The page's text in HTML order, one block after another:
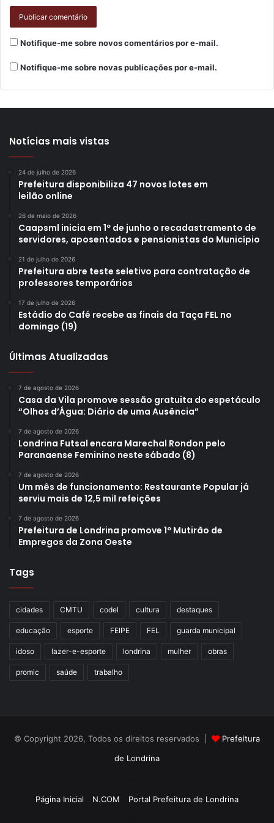
Participantes –Representando Assis, também
compareceram a secretária de Agricultura e Meio
Flávia Castanharo, do setor de Compras; e o Gestor de
municipal de Recursos Humanos e Administração, Kamyla
Luz e Michele Sayuri Hashimoto; e a responsável pelo
Controle Interno, Letícia Salgado Chicarelli. Também
esteve na delegação o ex-prefeito do município, Mario
Casanova.
Gostei
Etiquetas Assis Compra Londrina compras públicas
FAUEL
Fundação de Apoio ao Desenvolvimento da Universidade Estadual de
licitações
Primeiro de Maio
Notifique-me sobre novos comentários por e-mail.
Notifique-me sobre novas publicações por e-mail.
Notícias mais vistas
24 de julho de 2026
Prefeitura disponibiliza 47 novos lotes em
leilão online
26 de maio de 2026
Caapsml inicia em 1º de junho o recadastramento de
servidores, aposentados e pensionistas do Município
21 de julho de 2026
Prefeitura abre teste seletivo para contratação de
professores temporários
17 de julho de 2026
Estádio do Café recebe as finais da Taça FEL no
domingo (19)
Últimas Atualizadas
7 de agosto de 2026
Casa da Vila promove sessão gratuita do espetáculo
“Olhos d’Água: Diário de uma Ausência”
7 de agosto de 2026
Londrina Futsal encara Marechal Rondon pelo
Paranaense Feminino neste sábado (8)
7 de agosto de 2026
Um mês de funcionamento: Restaurante Popular já
serviu mais de 12,5 mil refeições
7 de agosto de 2026
Prefeitura de Londrina promove 1º Mutirão de
Empregos da Zona Oeste
Tags
cidades CMTU codel cultura destaques
educação esporte FEIPE FEL guarda municipal
idoso lazer-e-esporte londrina mulher obras
promic saúde trabalho
© Copyright 2026, Todos os direitos reservados |
Prefeitura
de Londrina
Página Inicial N.COM Portal Prefeitura de Londrina